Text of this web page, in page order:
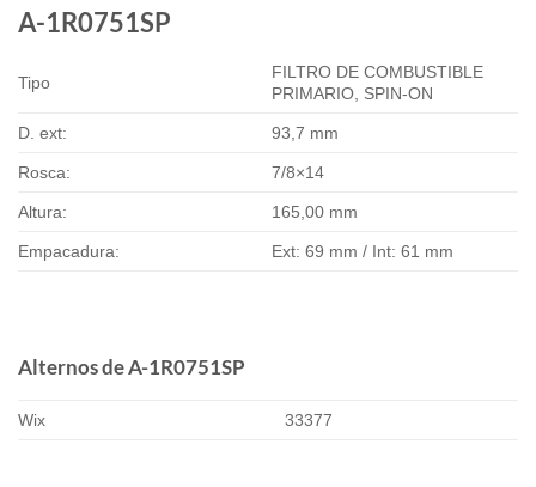
A-1R0751SP
Tipo
FILTRO DE COMBUSTIBLE
PRIMARIO, SPIN-ON
D. ext: 93,7 mm
Rosca: 7/8×14
Altura: 165,00 mm
Empacadura: Ext: 69 mm / Int: 61 mm
Alternos de A-1R0751SP
Wix 33377